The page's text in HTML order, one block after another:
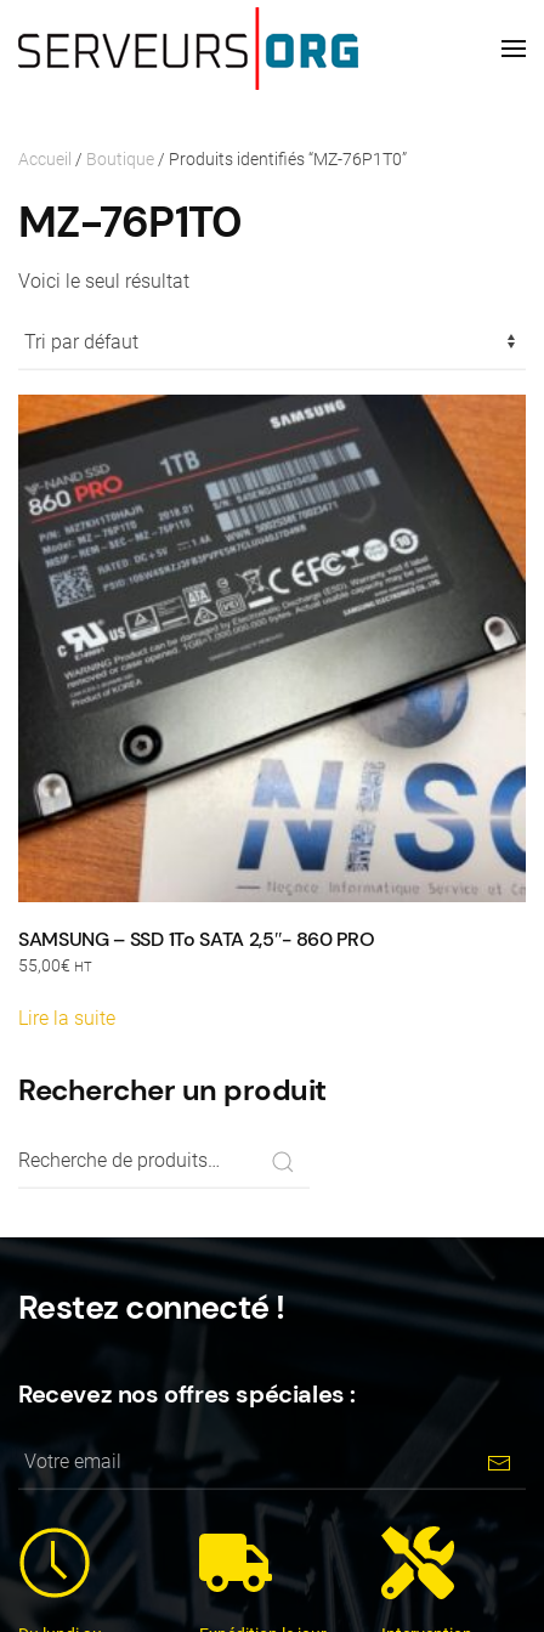
Passer au contenu principal
Accueil / Boutique / Produits identifiés “MZ-76P1T0”
MZ-76P1T0
Voici le seul résultat
SAMSUNG – SSD 1To SATA 2,5″- 860 PRO
55,00€ HT
Lire la suite
Rechercher un produit
Recherche
Restez connecté !
Recevez nos offres spéciales :